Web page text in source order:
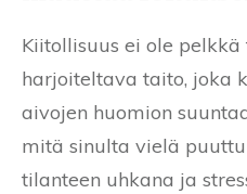
Kiitollisuus ei ole pelkkä
harjoiteltava taito, joka
aivojen huomion
mitä sinulta vielä
tilanteen uhkana ja